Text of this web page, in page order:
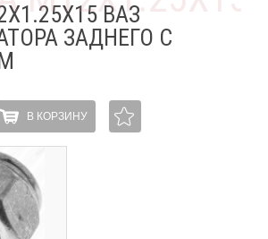
ВАЗ
ЗАДНЕГО С
В КОРЗИНУ